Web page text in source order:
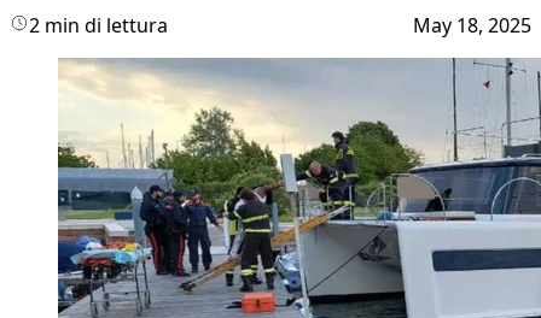
2 min di lettura May 18, 2025